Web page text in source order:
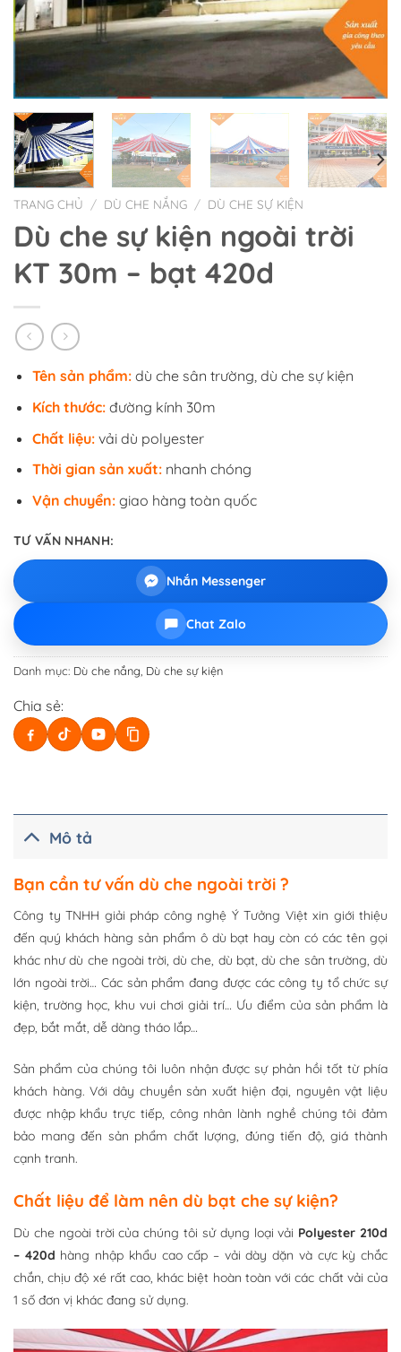
TRANG CHỦ / DÙ CHE NẮNG / DÙ CHE SỰ KIỆN
Dù che sự kiện ngoài trời
KT 30m – bạt 420d
Tên sản phẩm:dù che sân trường, dù che sự kiện
Kích thước: đường kính 30m
Chất liệu: vải dù polyester
Thời gian sản xuất:nhanh chóng
Vận chuyển: giao hàng toàn quốc
TƯ VẤN NHANH:
Nhắn Messenger
Chat Zalo
Danh mục: Dù che nắng Dù che sự kiện
Chia sẻ:
Mô tả
Bạn cần tư vấn dù che ngoài trời ?
Công ty TNHH giải pháp công nghệ Ý Tưởng Việt xin giới thiệu
đến quý khách hàng sản phẩm ô dù bạt hay còn có các tên gọi
khác như dù che ngoài trời, dù che, dù bạt, dù che sân trường, dù
lớn ngoài trời… Các sản phẩm đang được các công ty tổ chức sự
kiện, trường học, khu vui chơi giải trí… Ưu điểm của sản phẩm là
đẹp, bắt mắt, dễ dàng tháo lắp…
Sản phẩm của chúng tôi luôn nhận được sự phản hồi tốt từ phía
khách hàng. Với dây chuyền sản xuất hiện đại, nguyên vật liệu
được nhập khẩu trực tiếp, công nhân lành nghề chúng tôi đảm
bảo mang đến sản phẩm chất lượng, đúng tiến độ, giá thành
cạnh tranh.
Chất liệu để làm nên dù bạt che sự kiện?
Dù che ngoài trời của chúng tôi sử dụng loại vải Polyester 210d
– 420d hàng nhập khẩu cao cấp – vải dày dặn và cực kỳ chắc
chắn, chịu độ xé rất cao, khác biệt hoàn toàn với các chất vải của
1 số đơn vị khác đang sử dụng.